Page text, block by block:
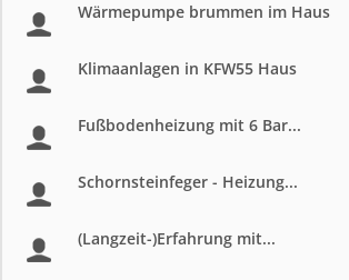
Wärmepumpe brummen im Haus
Klimaanlagen in KFW55 Haus
Fußbodenheizung mit 6 Bar...
Schornsteinfeger - Heizung...
(Langzeit-)Erfahrung mit...